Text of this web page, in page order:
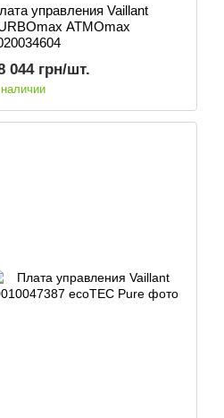
управления Vaillant
ATMOmax
044 грн/шт.